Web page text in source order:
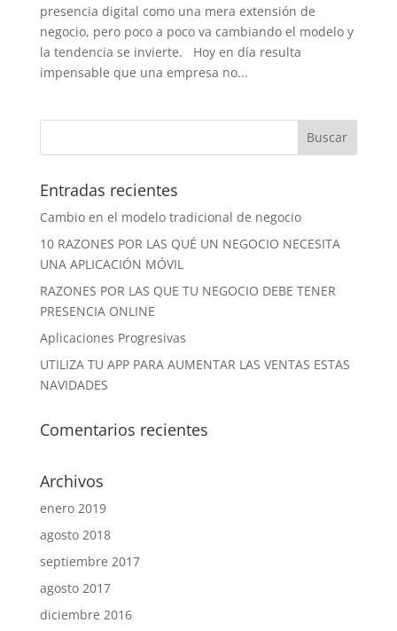
presencia digital como una mera extensión de
negocio, pero poco a poco va cambiando el modelo y
la tendencia se invierte. Hoy en día resulta
impensable que una empresa no...
Entradas recientes
Cambio en el modelo tradicional de negocio
10 RAZONES POR LAS QUÉ UN NEGOCIO NECESITA
UNA APLICACIÓN MÓVIL
RAZONES POR LAS QUE TU NEGOCIO DEBE TENER
PRESENCIA ONLINE
Aplicaciones Progresivas
UTILIZA TU APP PARA AUMENTAR LAS VENTAS ESTAS
NAVIDADES
Comentarios recientes
Archivos
enero 2019
agosto 2018
septiembre 2017
agosto 2017
diciembre 2016